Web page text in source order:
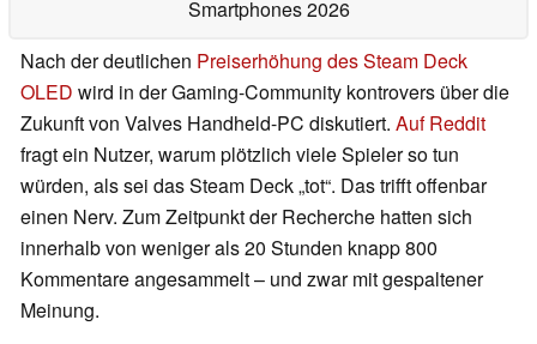
Smartphones 2026
Nach der deutlichen Preiserhöhung des Steam Deck
OLED wird in der Gaming-Community kontrovers über die
Zukunft von Valves Handheld-PC diskutiert. Auf Reddit
fragt ein Nutzer, warum plötzlich viele Spieler so tun
würden, als sei das Steam Deck „tot“. Das trifft offenbar
einen Nerv. Zum Zeitpunkt der Recherche hatten sich
innerhalb von weniger als 20 Stunden knapp 800
Kommentare angesammelt – und zwar mit gespaltener
Meinung.